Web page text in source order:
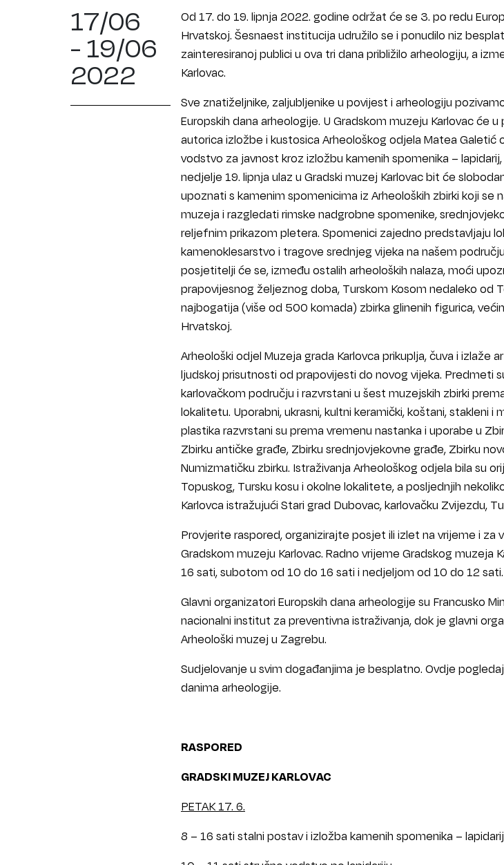
17/06
- 19/06
2022
Od 17. do 19. lipnja 2022. godine održat će se 3. po redu
Hrvatskoj. Šesnaest institucija udružilo se i ponudilo niz
zainteresiranoj publici u ova tri dana približilo arheologiju, a
Karlovac.
Sve znatiželjnike, zaljubljenike u povijest i arheologiju
Europskih dana arheologije. U Gradskom muzeju Karlovac će
autorica izložbe i kustosica Arheološkog odjela Matea
vodstvo za javnost kroz izložbu kamenih spomenika –
nedjelje 19. lipnja ulaz u Gradski muzej Karlovac bit će
upoznati s kamenim spomenicima iz Arheoloških zbirki koji se
muzeja i razgledati rimske nadgrobne spomenike,
reljefnim prikazom pletera. Spomenici zajedno predstavljaju
kamenoklesarstvo i tragove srednjeg vijeka na našem
posjetitelji će se, između ostalih arheoloških nalaza, moći
prapovijesnog željeznog doba, Turskom Kosom nedaleko od
najbogatija (više od 500 komada) zbirka glinenih figurica,
Hrvatskoj.
Arheološki odjel Muzeja grada Karlovca prikuplja, čuva i izlaže
ljudskoj prisutnosti od prapovijesti do novog vijeka. Predmeti
karlovačkom području i razvrstani u šest muzejskih zbirki
lokalitetu. Uporabni, ukrasni, kultni keramički, koštani, stakleni
plastika razvrstani su prema vremenu nastanka i uporabe u
Zbirku antičke građe, Zbirku srednjovjekovne građe, Zbirku
Numizmatičku zbirku. Istraživanja Arheološkog odjela bila su
Topuskog, Tursku kosu i okolne lokalitete, a posljednjih
Karlovca istražujući Stari grad Dubovac, karlovačku Zvijezdu,
Provjerite raspored, organizirajte posjet ili izlet na vrijeme i za
Gradskom muzeju Karlovac. Radno vrijeme Gradskog muzeja
16 sati, subotom od 10 do 16 sati i nedjeljom od 10 do 12 sati.
Glavni organizatori Europskih dana arheologije su Francusko
nacionalni institut za preventivna istraživanja, dok je glavni
Arheološki muzej u Zagrebu.
Sudjelovanje u svim događanjima je besplatno. Ovdje
danima arheologije.
RASPORED
GRADSKI MUZEJ KARLOVAC
PETAK 17. 6.
8 – 16 sati stalni postav i izložba kamenih spomenika – lapidarij